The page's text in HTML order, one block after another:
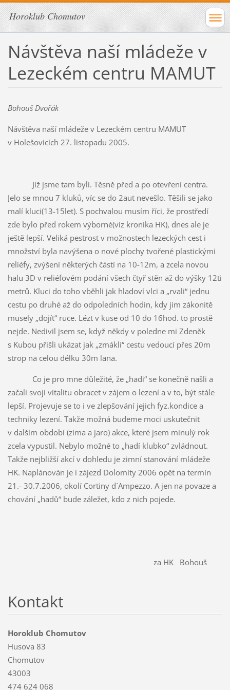
Horoklub Chomutov
Návštěva naší mládeže v
Lezeckém centru MAMUT
Bohouš Dvořák
Návštěva naší mládeže v Lezeckém centru MAMUT
v Holešovicích 27. listopadu 2005.
Již jsme tam byli. Těsně před a po otevření centra.
Jelo se mnou 7 kluků, víc se do 2aut nevešlo. Těšili se jako
malí kluci(13-15let). S pochvalou musím říci, že prostředí
zde bylo před rokem výborné(viz kronika HK), dnes ale je
ještě lepší. Veliká pestrost v možnostech lezeckých cest i
množství byla navýšena o nové plochy tvořené plastickými
reliéfy, zvýšení některých částí na 10-12m, a zcela novou
halu 3D v reliéfovém podání všech čtyř stěn až do výšky 12ti
metrů. Kluci do toho vběhli jak hladoví vlci a „rvali“ jednu
cestu po druhé až do odpoledních hodin, kdy jim zákonitě
musely „dojít“ ruce. Lézt v kuse od 10 do 16hod. to prostě
nejde. Nedivil jsem se, když někdy v poledne mi Zdeněk
s Kubou přišli ukázat jak „zmákli“ cestu vedoucí přes 20m
strop na celou délku 30m lana.
Co je pro mne důležité, že „hadi“ se konečně našli a
začali svoji vitalitu obracet v zájem o lezení a v to, být stále
lepší. Projevuje se to i ve zlepšování jejich fyz.kondice a
techniky lezení. Takže možná budeme moci uskutečnit
v dalším období (zima a jaro) akce, které jsem minulý rok
zcela vypustil. Nebylo možné to „hadí klubko“ zvládnout.
Takže nejbližší akcí v dohledu je zimní stanování mládeže
HK. Naplánován je i zájezd Dolomity 2006 opět na termín
21.- 30.7.2006, okolí Cortiny d´Ampezzo. A jen na povaze a
chování „hadů“ bude záležet, kdo z nich pojede.
za HK Bohouš
Kontakt
Horoklub Chomutov
Husova 83
Chomutov
43003
474 624 068